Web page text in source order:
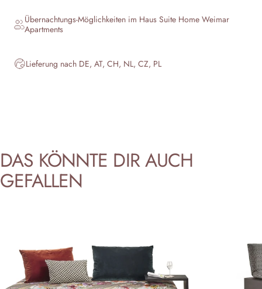
Übernachtungs-Möglichkeiten im HausSuite Home Weimar
Apartments
Lieferung nach DE, AT, CH, NL, CZ, PL
DAS KÖNNTE DIR AUCH
GEFALLEN